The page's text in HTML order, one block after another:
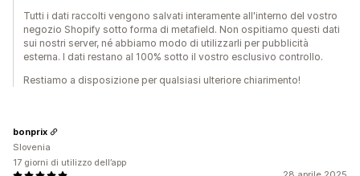
Tutti i dati raccolti vengono salvati interamente all'interno del vostro
negozio Shopify sotto forma di metafield. Non ospitiamo questi dati
sui nostri server, né abbiamo modo di utilizzarli per pubblicità
esterna. I dati restano al 100% sotto il vostro esclusivo controllo.
Restiamo a disposizione per qualsiasi ulteriore chiarimento!
bonprix
Slovenia
17 giorni di utilizzo dell’app